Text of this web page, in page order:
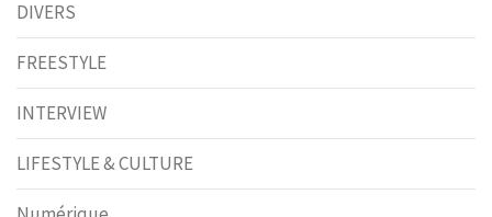
DIVERS
FREESTYLE
INTERVIEW
LIFESTYLE & CULTURE